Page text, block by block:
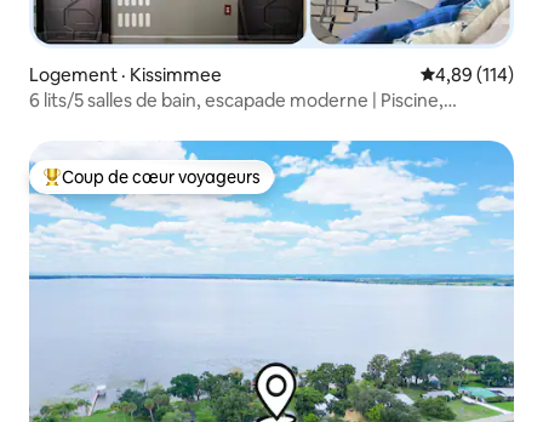
Logement · Kissimmee Note
4,89 (114)
6 lits/5 salles de bain, escapade moderne | Piscine,
Coup de cœur voyageurs parmi les plus aimés
Coup de cœur voyageurs